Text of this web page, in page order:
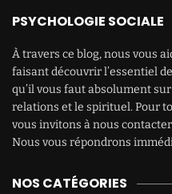
PSYCHOLOGIE SOCIALE
À travers ce blog, nous vous
faisant découvrir l’essentiel
qu’il vous faut absolument
relations et le spirituel. Pour
vous invitons à nous
Nous vous répondrons
NOS CATÉGORIES